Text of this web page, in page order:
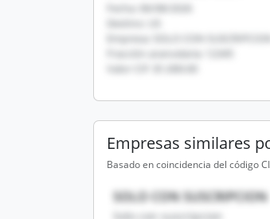
Fecha: 06/08/2026
Destino: US
Empresa: SOLO CON SUSCRIPCION
Fracción arancelaria: 12345
Valor CIF: $1,000.00
Empresas similares
Basado en coincidencia del código
SOLO CON SUSCRIPCION